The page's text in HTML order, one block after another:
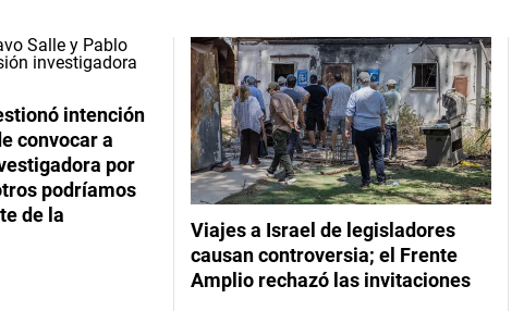
intención
convocar a
por
podríamos
de la
Viajes a Israel de legisladores
causan controversia; el Frente
Amplio rechazó las invitaciones